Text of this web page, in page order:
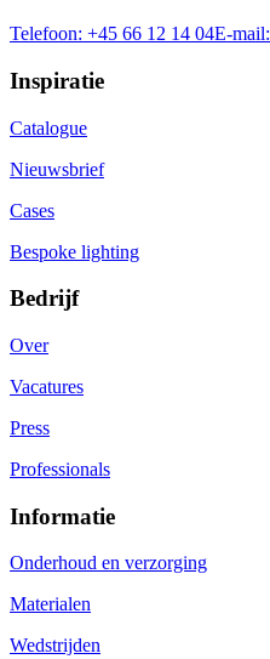
Telefoon: +45 66 12 14 04E-mail:
Inspiratie
Catalogue
Nieuwsbrief
Cases
Bespoke lighting
Bedrijf
Over
Vacatures
Press
Professionals
Informatie
Onderhoud en verzorging
Materialen
Wedstrijden